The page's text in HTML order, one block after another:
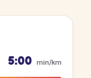
5:00 min/km